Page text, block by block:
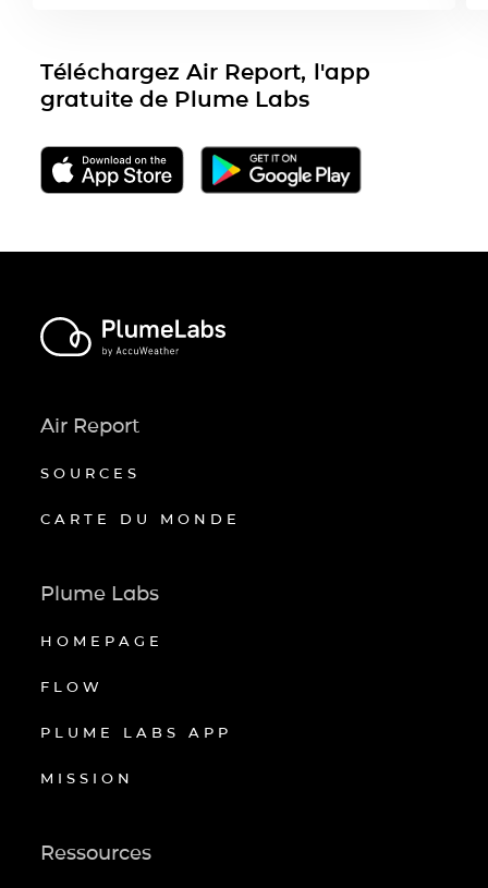
Téléchargez Air Report, l'app
gratuite de Plume Labs
Air Report
SOURCES
CARTE DU MONDE
Plume Labs
HOMEPAGE
FLOW
PLUME LABS APP
MISSION
Ressources